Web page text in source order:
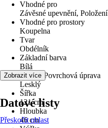
Vhodné pro
Závěsné upevnění, Položení
Vhodné pro prostory
Koupelna
Tvar
Obdélník
Základní barva
Bílá
Povrch/Povrchová úprava
Lesklý
Šířka
121 cm
Hloubka
46 cm
Zobrazit více
Datové listy
Přeskočit oblast